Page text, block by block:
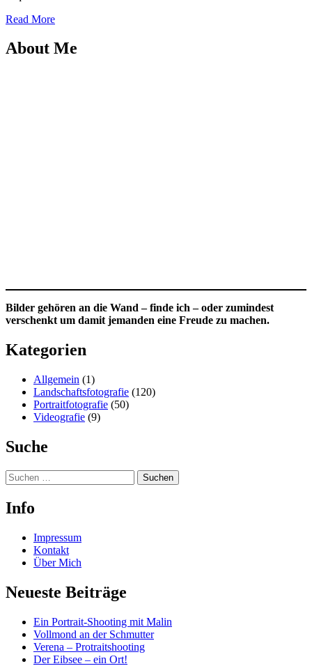
Read More
About Me
Bilder gehören an die Wand – finde ich – oder zumindest
verschenkt um damit jemanden eine Freude zu machen.
Kategorien
Allgemein (1)
Landschaftsfotografie (120)
Portraitfotografie (50)
Videografie (9)
Suche
Suchen
nach:
Info
Impressum
Kontakt
Über Mich
Neueste Beiträge
Ein Portrait-Shooting mit Malin
Vollmond an der Schmutter
Verena – Protraitshooting
Der Eibsee – ein Ort!